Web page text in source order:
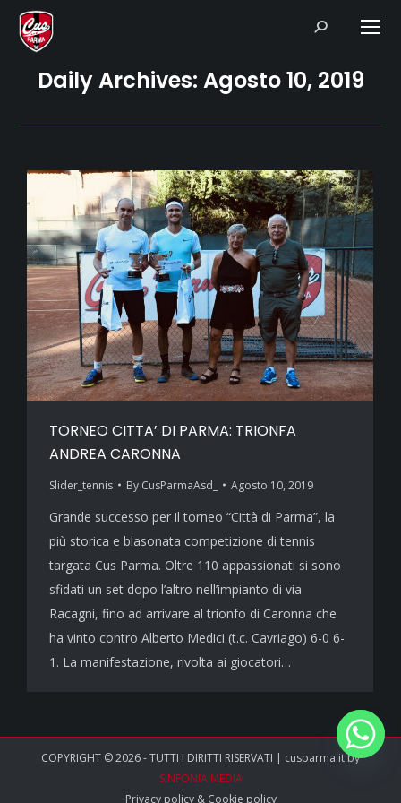
Search:
Daily Archives: Agosto 10, 2019
TORNEO CITTA’ DI PARMA: TRIONFA
ANDREA CARONNA
Slider_tennis By CusParmaAsd_ Agosto 10, 2019
Grande successo per il torneo “Città di Parma”, la
più storica e blasonata competizione di tennis
targata Cus Parma. Oltre 110 appassionati si sono
sfidati un set dopo l’altro nell’impianto di via
Racagni, fino ad arrivare al trionfo di Caronna che
ha vinto contro Alberto Medici (t.c. Cavriago) 6-0 6-
1. La manifestazione, rivolta ai giocatori…
COPYRIGHT © 2026 - TUTTI I DIRITTI RISERVATI | cusparma.it by
SINFONIA MEDIA
Privacy policy& Cookie policy